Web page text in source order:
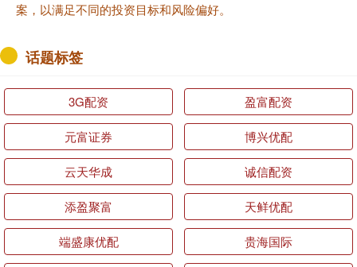
案，以满足不同的投资目标和风险偏好。
话题标签
3G配资 盈富配资
元富证券 博兴优配
云天华成 诚信配资
添盈聚富 天鲜优配
端盛康优配 贵海国际